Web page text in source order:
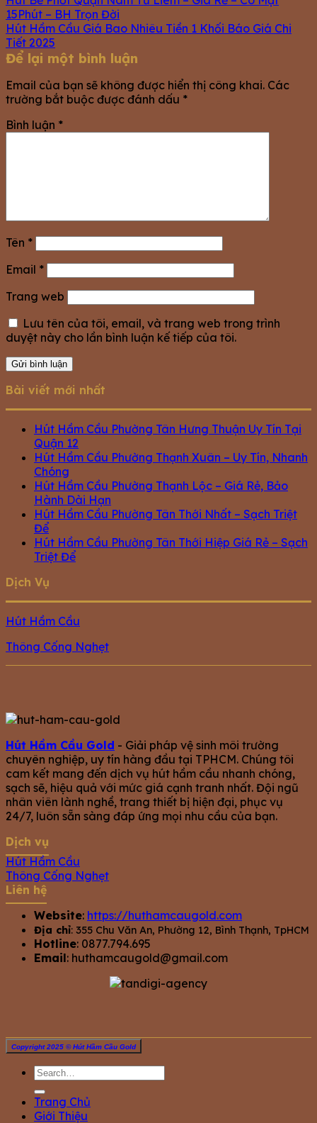
15Phút – BH Trọn Đời
Hút Hầm Cầu Giá Bao Nhiêu Tiền 1 Khối Báo Giá Chi
Tiết 2025
Để lại một bình luận
Email của bạn sẽ không được hiển thị công khai. Các
trường bắt buộc được đánh dấu *
Bình luận *
Tên *
Email *
Trang web
Lưu tên của tôi, email, và trang web trong trình
duyệt này cho lần bình luận kế tiếp của tôi.
Bài viết mới nhất
Hút Hầm Cầu Phường Tân Hưng Thuận Uy Tín Tại
Quận 12
Hút Hầm Cầu Phường Thạnh Xuân – Uy Tín, Nhanh
Chóng
Hút Hầm Cầu Phường Thạnh Lộc – Giá Rẻ, Bảo
Hành Dài Hạn
Hút Hầm Cầu Phường Tân Thới Nhất – Sạch Triệt
Để
Hút Hầm Cầu Phường Tân Thới Hiệp Giá Rẻ – Sạch
Triệt Để
Dịch Vụ
Hút Hầm Cầu
Thông Cống Nghẹt
Hút Hầm Cầu Gold - Giải pháp vệ sinh môi trường
chuyên nghiệp, uy tín hàng đầu tại TPHCM. Chúng tôi
cam kết mang đến dịch vụ hút hầm cầu nhanh chóng,
sạch sẽ, hiệu quả với mức giá cạnh tranh nhất. Đội ngũ
nhân viên lành nghề, trang thiết bị hiện đại, phục vụ
24/7, luôn sẵn sàng đáp ứng mọi nhu cầu của bạn.
Dịch vụ
Hút Hầm Cầu
Thông Cống Nghẹt
Liên hệ
Website: https://huthamcaugold.com
Địa chỉ: 355 Chu Văn An, Phường 12, Bình Thạnh, TpHCM
Hotline: 0877.794.695
Email: huthamcaugold@gmail.com
Copyright 2025 © Hút Hầm Cầu Gold
Trang Chủ
Giới Thiệu